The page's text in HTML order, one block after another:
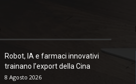
Robot, IA e farmaci innovativi
trainano l’export della Cina
8 Agosto 2026